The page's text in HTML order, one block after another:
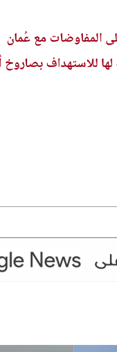
المفاوضات مع عُمان
لها للاستهداف